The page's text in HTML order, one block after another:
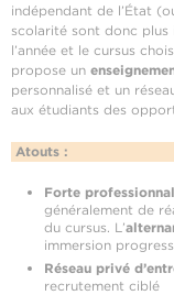
indépendant de l’État
scolarité sont donc
l’année et le cursus
propose un
personnalisé et un
aux étudiants des
Atouts :
Forte
généralement de
du cursus. L’
immersion
Réseau privé
recrutement ciblé